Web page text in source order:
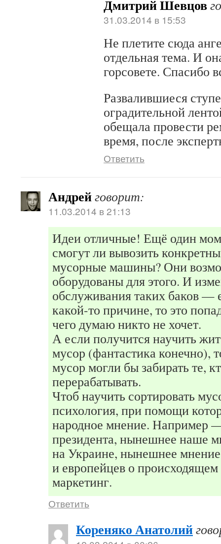
Дмитрий Шевцов
31.03.2014 в 15:53
Не плетите сюда
отдельная тема. И
горсовете. Спасибо
Развалившиеся
оградительной
обещала провести
время, после
Ответить
Андрейговорит:
11.03.2014 в 21:13
Идеи отличные! Ещё один
смогут ли вывозить
мусорные машины? Они
оборудованы для этого. И
обслуживания таких баков —
какой-то причине, то это
чего думаю никто не хочет.
А если получится научить
мусор (фантастика конечно),
мусор могли бы забирать те,
перерабатывать.
Чтоб научить сортировать
психология, при помощи
народное мнение. Например
президента, нынешнее наше
на Украине, нынешнее
и европейцев о
маркетинг.
Ответить
Кореняко Анатолий